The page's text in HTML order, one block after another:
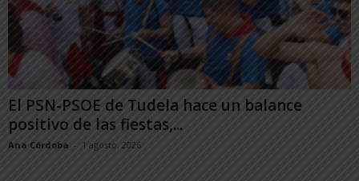
El PSN-PSOE de Tudela hace un balance
positivo de las fiestas,...
Ana Córdoba - 1 agosto, 2026